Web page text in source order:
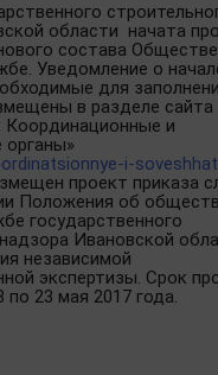
области начата
состава
Уведомление о
для
в разделе сайта
Координационные и
i-
проект приказа
Положения об
государственного
Ивановской
независимой
экспертизы. Срок
по 23 мая 2017 года.